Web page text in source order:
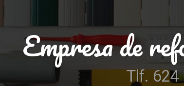
Empresa de
Tlf. 624